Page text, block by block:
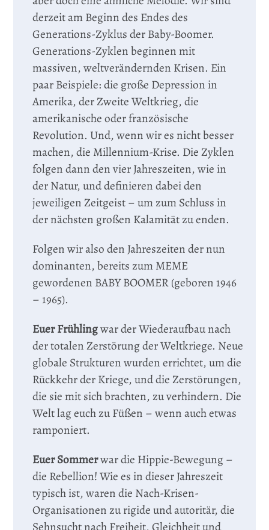
derzeit am Beginn des Endes des
Generations-Zyklus der Baby-Boomer.
Generations-Zyklen beginnen mit
massiven, weltverändernden Krisen. Ein
paar Beispiele: die große Depression in
Amerika, der Zweite Weltkrieg, die
amerikanische oder französische
Revolution. Und, wenn wir es nicht besser
machen, die Millennium-Krise. Die Zyklen
folgen dann den vier Jahreszeiten, wie in
der Natur, und definieren dabei den
jeweiligen Zeitgeist – um zum Schluss in
der nächsten großen Kalamität zu enden.
Folgen wir also den Jahreszeiten der nun
dominanten, bereits zum MEME
gewordenen BABY BOOMER (geboren 1946
– 1965).
Euer Frühlingwar der Wiederaufbau nach
der totalen Zerstörung der Weltkriege. Neue
globale Strukturen wurden errichtet, um die
Rückkehr der Kriege, und die Zerstörungen,
die sie mit sich brachten, zu verhindern. Die
Welt lag euch zu Füßen – wenn auch etwas
ramponiert.
Euer Sommerwar die Hippie-Bewegung –
die Rebellion! Wie es in dieser Jahreszeit
typisch ist, waren die Nach-Krisen-
Organisationen zu rigide und autoritär, die